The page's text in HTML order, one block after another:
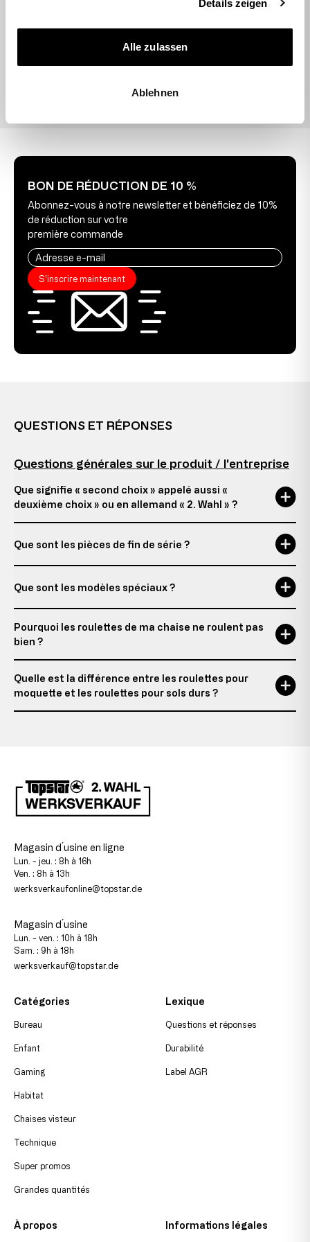
Details zeigen
Alle zulassen
Ablehnen
BON DE RÉDUCTION DE 10 %
Abonnez-vous à notre newsletter et bénéficiez de 10%
de réduction sur votre
première commande
S'inscrire maintenant
QUESTIONS ET RÉPONSES
Questions générales sur le produit / l'entreprise
Que signifie « second choix » appelé aussi «
deuxième choix » ou en allemand « 2. Wahl » ?
Que sont les pièces de fin de série ?
Que sont les modèles spéciaux ?
Pourquoi les roulettes de ma chaise ne roulent pas
bien ?
Quelle est la différence entre les roulettes pour
moquette et les roulettes pour sols durs ?
Magasin d´usine en ligne
Lun. - jeu. : 8h à 16h
Ven. : 8h à 13h
werksverkaufonline@topstar.de
Magasin d´usine
Lun. - ven. : 10h à 18h
Sam. : 9h à 18h
werksverkauf@topstar.de
Catégories
Bureau
Enfant
Gaming
Habitat
Chaises visteur
Technique
Super promos
Grandes quantités
Lexique
Questions et réponses
Durabilité
Label AGR
À propos Informations légales